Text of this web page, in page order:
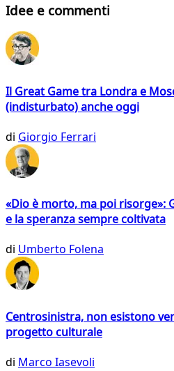
Idee e commenti
Il Great Game tra Londra e
(indisturbato) anche oggi
di Giorgio Ferrari
«Dio è morto, ma poi risorge»:
e la speranza sempre coltivata
di Umberto Folena
Centrosinistra, non esistono
progetto culturale
di Marco Iasevoli